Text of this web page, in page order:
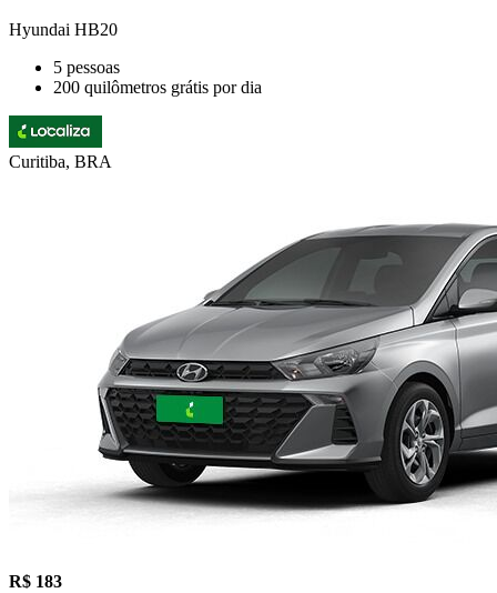
Hyundai HB20
5 pessoas
200 quilômetros grátis por dia
Curitiba, BRA
R$ 183